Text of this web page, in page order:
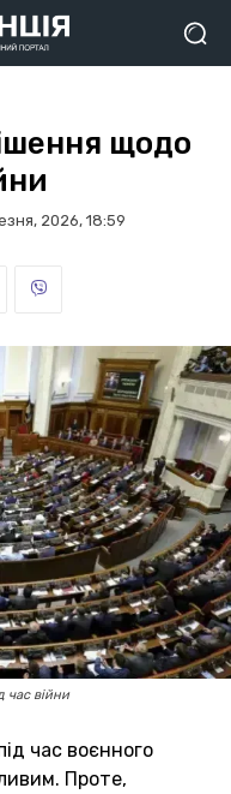
щодо
2026, 18:59
час війни
час воєнного
Проте,